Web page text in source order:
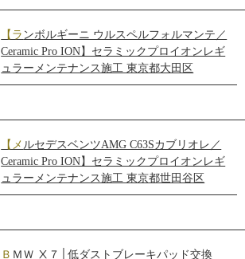
【ランボルギーニ ウルスペルフォルマンテ／
Ceramic Pro ION】セラミックプロイオンレギ
ュラーメンテナンス施工 東京都大田区
【メルセデスベンツAMG C63Sカブリオレ／
Ceramic Pro ION】セラミックプロイオンレギ
ュラーメンテナンス施工 東京都世田谷区
ＢＭＷ Ⅹ７│低ダストブレーキパッド交換